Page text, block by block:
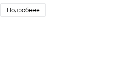
Подробнее